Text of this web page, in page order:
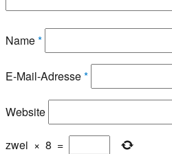
Name*
E-Mail-Adresse*
Website
zwei × 8 =